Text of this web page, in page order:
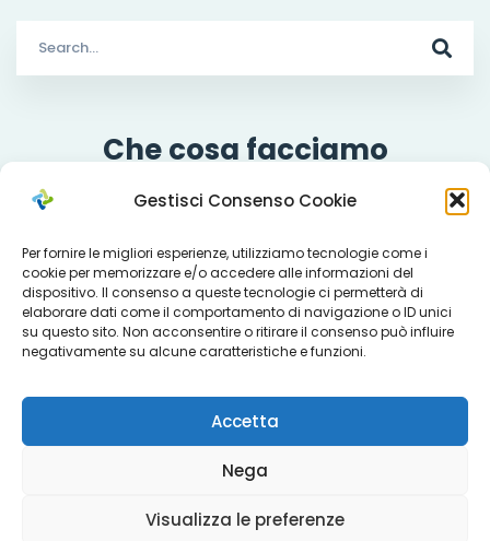
Gestisci Consenso Cookie
Per fornire le migliori esperienze, utilizziamo tecnologie come i
cookie per memorizzare e/o accedere alle informazioni del
dispositivo. Il consenso a queste tecnologie ci permetterà di
elaborare dati come il comportamento di navigazione o ID unici
su questo sito. Non acconsentire o ritirare il consenso può influire
negativamente su alcune caratteristiche e funzioni.
Accetta
Nega
Visualizza le preferenze
for:
Che cosa facciamo
Servizi
Progetti
Misure regionali